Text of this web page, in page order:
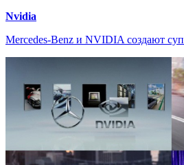
Nvidia
Mercedes-Benz и NVIDIA создают